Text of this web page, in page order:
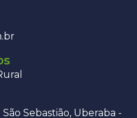
Sebastião, Uberaba -